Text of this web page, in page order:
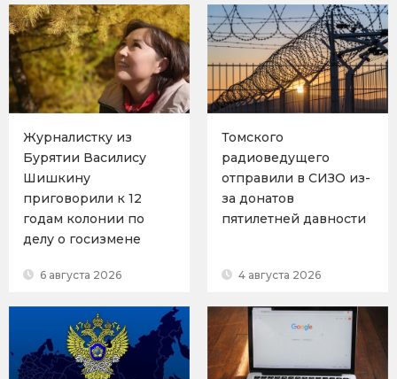
Журналистку из
Бурятии Василису
Шишкину
приговорили к 12
годам колонии по
делу о госизмене
6 августа 2026
Томского
радиоведущего
отправили в СИЗО из-
за донатов
пятилетней давности
4 августа 2026